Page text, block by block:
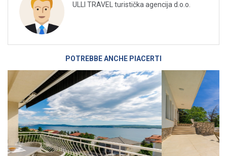
ULLI TRAVEL turistička agencija d.o.o.
POTREBBE ANCHE PIACERTI